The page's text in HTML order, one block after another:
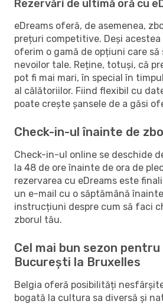
Rezervări de ultimă oră cu
eDreams oferă, de asemenea,
prețuri competitive. Deși acestea
oferim o gamă de opțiuni care să
nevoilor tale. Reține, totuși, că
pot fi mai mari, în special în
al călătoriilor. Fiind flexibil cu
poate crește șansele de a găsi
Check-in-ul înainte de
Check-in-ul online se deschide
la 48 de ore înainte de ora de
rezervarea cu eDreams este
un e-mail cu o săptămână
instrucțiuni despre cum să faci
zborul tău.
Cel mai bun sezon
București la Bruxelles
Belgia oferă posibilități
bogată la cultura sa diversă și